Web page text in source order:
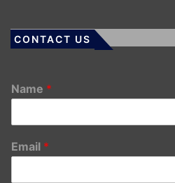
CONTACT US
Name *
Email *